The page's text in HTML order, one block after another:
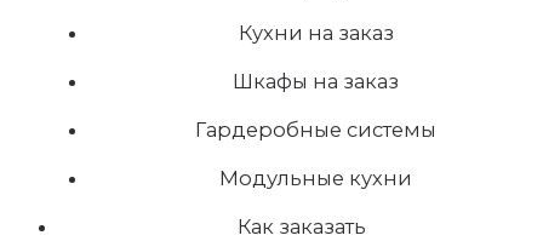
Кухни на заказ
Шкафы на заказ
Гардеробные системы
Модульные кухни
Как заказать